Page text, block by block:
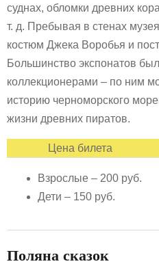
суднах, обломки древних
т. д. Пребывая в стенах
костюм Джека Воробья и
Большинство экспонатов
коллекционерами – по ним
историю черноморского
жизни древних пиратов.
Цена билета
Взрослые – 200 руб.
Дети – 150 руб.
Поляна сказок